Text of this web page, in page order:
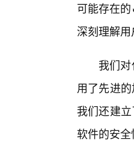
可能存在
深刻理解
我们
用了先进
我们还建
软件的安全